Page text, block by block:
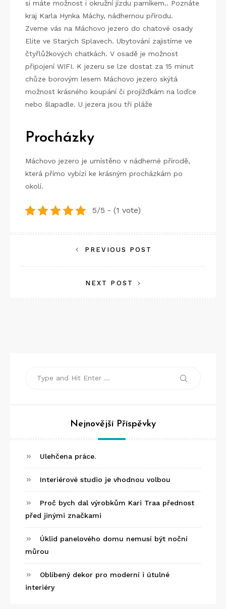
si máte možnost i okružní jízdu parníkem.. Poznáte
kraj Karla Hynka Máchy, nádhernou přírodu.
Zveme vás na Máchovo jezero do chatové osady
Elite ve Starých Splavech. Ubytování zajistíme ve
čtyřlůžkových chatkách. V osadě je možnost
připojení WIFI. K jezeru se lze dostat za 15 minut
chůze borovým lesem Máchovo jezero skýtá
možnost krásného koupání či projížďkám na loďce
nebo šlapadle. U jezera jsou tři pláže
Procházky
Máchovo jezero je umístěno v nádherné přírodě,
která přímo vybízí ke krásným procházkám po
okolí.
5/5 - (1 vote)
Navigace
pro
PREVIOUS POST
NEXT POST
Search
Nejnovější Příspěvky
Ulehčena práce.
Interiérové studio je vhodnou volbou
Proč bych dal výrobkům Kari Traa přednost
před jinými značkami
Úklid panelového domu nemusí být noční
můrou
Oblíbený dekor pro moderní i útulné
interiéry